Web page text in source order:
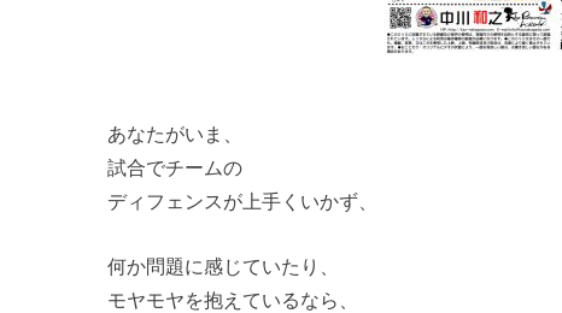
あなたがいま、
試合でチームの
ディフェンスが上手くいかず、
何か問題に感じていたり、
モヤモヤを抱えているなら、